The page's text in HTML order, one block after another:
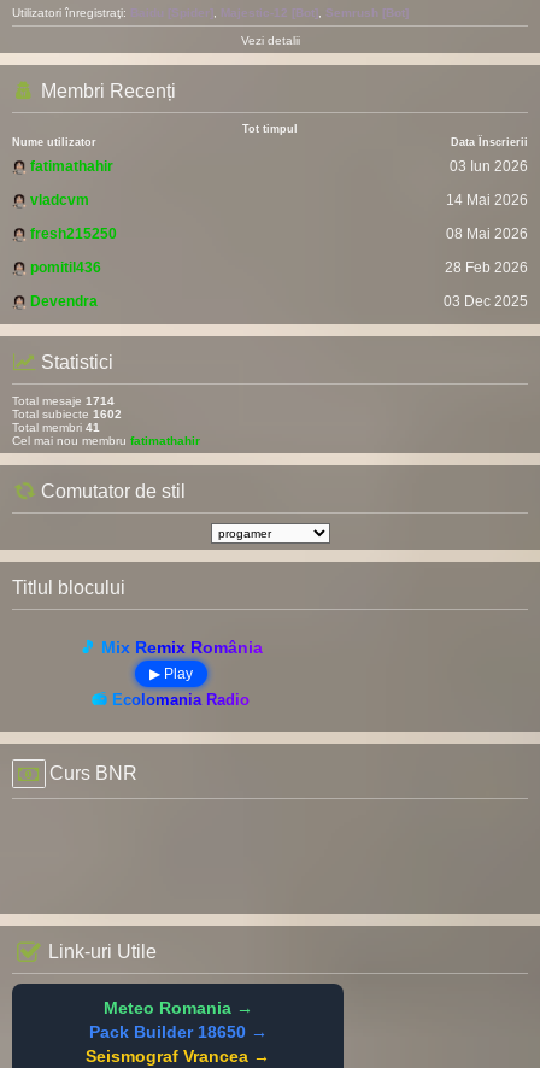
Utilizatori înregistraţi: Baidu [Spider] Majestic-12 [Bot] Semrush [Bot]
Vezi detalii
Membri Recenți
Tot timpul
Nume utilizator
Data Înscrierii
fatimathahir
03 Iun 2026
vladcvm
14 Mai 2026
fresh215250
08 Mai 2026
pomitil436
28 Feb 2026
Devendra
03 Dec 2025
Statistici
Total mesaje 1714
Total subiecte 1602
Total membri 41
Cel mai nou membru fatimathahir
Comutator de stil
Titlul blocului
🎵 Mix Remix România
▶ Play
📻 Ecolomania Radio
Curs BNR
Link-uri Utile
Meteo Romania →
Pack Builder 18650 →
Seismograf Vrancea →